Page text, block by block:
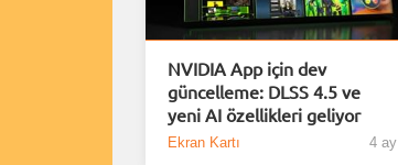
NVIDIA App için dev
güncelleme: DLSS 4.5 ve
yeni AI özellikleri geliyor
Ekran Kartı 4 ay